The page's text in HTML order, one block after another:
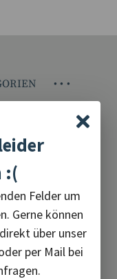
• • •
:(
Felder um
Gerne können
über unser
per Mail bei